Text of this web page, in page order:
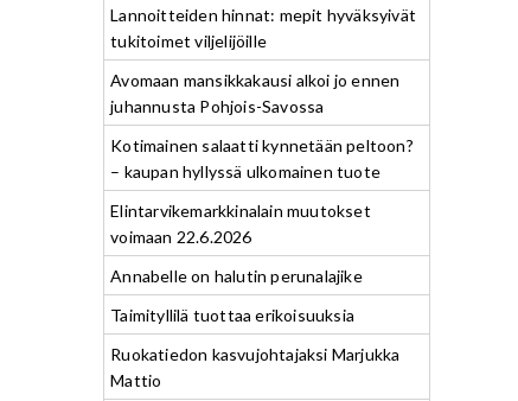
Lannoitteiden hinnat: mepit hyväksyivät
tukitoimet viljelijöille
Avomaan mansikkakausi alkoi jo ennen
juhannusta Pohjois-Savossa
Kotimainen salaatti kynnetään peltoon?
– kaupan hyllyssä ulkomainen tuote
Elintarvikemarkkinalain muutokset
voimaan 22.6.2026
Annabelle on halutin perunalajike
Taimityllilä tuottaa erikoisuuksia
Ruokatiedon kasvujohtajaksi Marjukka
Mattio